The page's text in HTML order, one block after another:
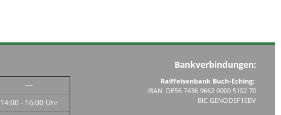
---
14:00 - 16:00 Uhr
Bankverbindungen:
Raiffeisenbank Buch-Eching:
IBAN DE56 7436 9662 0000 5102 70
BIC GENODEF1EBV